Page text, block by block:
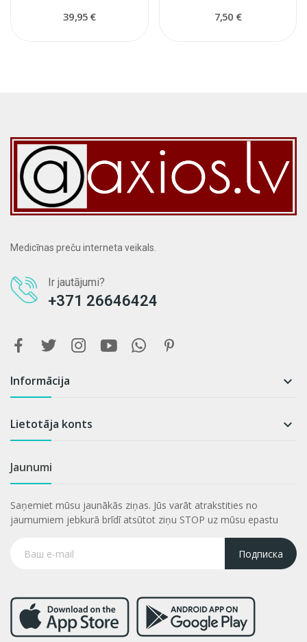
39,95 € 7,50 €
Medicīnas preču interneta veikals.
Ir jautājumi?
+371 26646424
Informācija 
Lietotāja konts 
Jaunumi
Saņemiet mūsu jaunākās ziņas. Jūs varāt atrakstities no
jaumumiem jebkurā brīdī atsūtot ziņu STOP uz mūsu epastu
Подписка